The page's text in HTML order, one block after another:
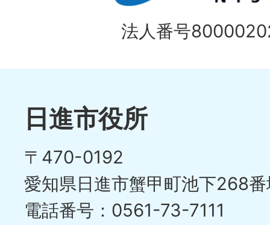
法人番号
日進市役所
〒470-0192
愛知県日進市蟹甲町池下268
電話番号：0561-73-7111